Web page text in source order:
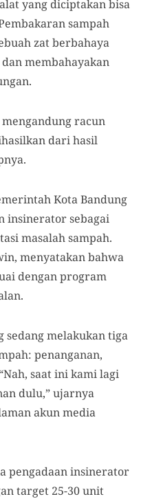
yang diciptakan bisa
sampah
zat berbahaya
membahayakan
racun
dari hasil
Kota Bandung
insinerator sebagai
masalah sampah.
menyatakan bahwa
dengan program
sedang melakukan tiga
penanganan,
saat ini kami lagi
dulu,” ujarnya
akun media
pengadaan insinerator
target 25-30 unit